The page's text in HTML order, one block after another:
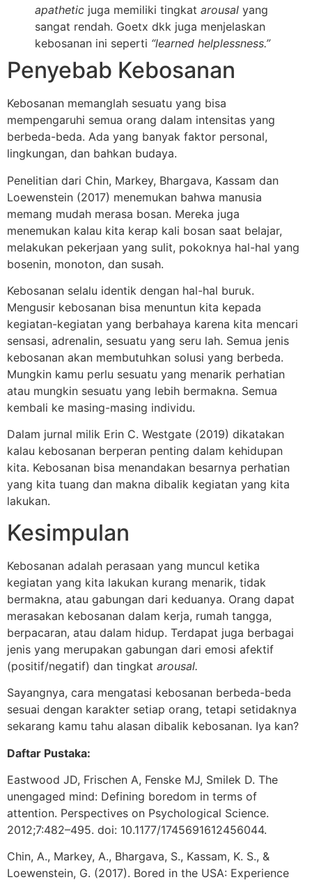
apathetic juga memiliki tingkat arousal yang
sangat rendah. Goetx dkk juga menjelaskan
kebosanan ini seperti “learned helplessness.”
Penyebab Kebosanan
Kebosanan memanglah sesuatu yang bisa
mempengaruhi semua orang dalam intensitas yang
berbeda-beda. Ada yang banyak faktor personal,
lingkungan, dan bahkan budaya.
Penelitian dari Chin, Markey, Bhargava, Kassam dan
Loewenstein (2017) menemukan bahwa manusia
memang mudah merasa bosan. Mereka juga
menemukan kalau kita kerap kali bosan saat belajar,
melakukan pekerjaan yang sulit, pokoknya hal-hal yang
bosenin, monoton, dan susah.
Kebosanan selalu identik dengan hal-hal buruk.
Mengusir kebosanan bisa menuntun kita kepada
kegiatan-kegiatan yang berbahaya karena kita mencari
sensasi, adrenalin, sesuatu yang seru lah. Semua jenis
kebosanan akan membutuhkan solusi yang berbeda.
Mungkin kamu perlu sesuatu yang menarik perhatian
atau mungkin sesuatu yang lebih bermakna. Semua
kembali ke masing-masing individu.
Dalam jurnal milik Erin C. Westgate (2019) dikatakan
kalau kebosanan berperan penting dalam kehidupan
kita. Kebosanan bisa menandakan besarnya perhatian
yang kita tuang dan makna dibalik kegiatan yang kita
lakukan.
Kesimpulan
Kebosanan adalah perasaan yang muncul ketika
kegiatan yang kita lakukan kurang menarik, tidak
bermakna, atau gabungan dari keduanya. Orang dapat
merasakan kebosanan dalam kerja, rumah tangga,
berpacaran, atau dalam hidup. Terdapat juga berbagai
jenis yang merupakan gabungan dari emosi afektif
(positif/negatif) dan tingkat arousal.
Sayangnya, cara mengatasi kebosanan berbeda-beda
sesuai dengan karakter setiap orang, tetapi setidaknya
sekarang kamu tahu alasan dibalik kebosanan. Iya kan?
Daftar Pustaka:
Eastwood JD, Frischen A, Fenske MJ, Smilek D. The
unengaged mind: Defining boredom in terms of
attention. Perspectives on Psychological Science.
2012;7:482–495. doi: 10.1177/1745691612456044.
Chin, A., Markey, A., Bhargava, S., Kassam, K. S., &
Loewenstein, G. (2017). Bored in the USA: Experience